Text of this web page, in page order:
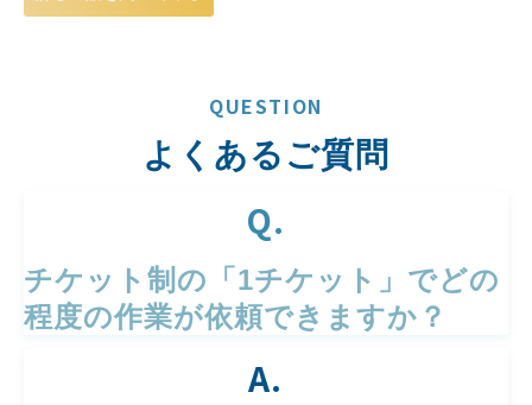
QUESTION
よくあるご質問
Q.
チケット制の「1チケット」でどの
程度の作業が依頼できますか？
A.